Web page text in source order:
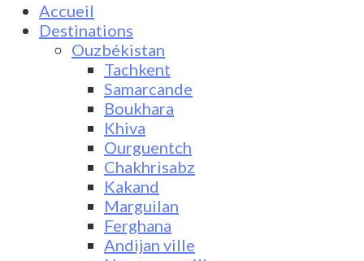
Accueil
Destinations
Ouzbékistan
Tachkent
Samarcande
Boukhara
Khiva
Ourguentch
Chakhrisabz
Kakand
Marguilan
Ferghana
Andijan ville